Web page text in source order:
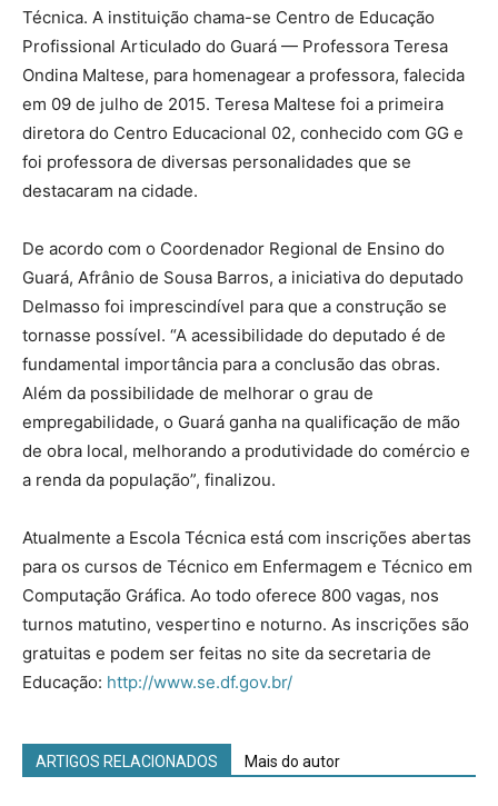
Técnica. A instituição chama-se Centro de Educação
Profissional Articulado do Guará — Professora Teresa
Ondina Maltese, para homenagear a professora, falecida
em 09 de julho de 2015. Teresa Maltese foi a primeira
diretora do Centro Educacional 02, conhecido com GG e
foi professora de diversas personalidades que se
destacaram na cidade.
De acordo com o Coordenador Regional de Ensino do
Guará, Afrânio de Sousa Barros, a iniciativa do deputado
Delmasso foi imprescindível para que a construção se
tornasse possível. “A acessibilidade do deputado é de
fundamental importância para a conclusão das obras.
Além da possibilidade de melhorar o grau de
empregabilidade, o Guará ganha na qualificação de mão
de obra local, melhorando a produtividade do comércio e
a renda da população”, finalizou.
Atualmente a Escola Técnica está com inscrições abertas
para os cursos de Técnico em Enfermagem e Técnico em
Computação Gráfica. Ao todo oferece 800 vagas, nos
turnos matutino, vespertino e noturno. As inscrições são
gratuitas e podem ser feitas no site da secretaria de
Educação: http://www.se.df.gov.br/
ARTIGOS RELACIONADOS Mais do autor